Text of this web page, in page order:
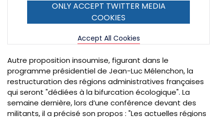
ONLY ACCEPT TWITTER MEDIA
COOKIES
Accept All Cookies
Autre proposition insoumise, figurant dans le
programme présidentiel de Jean-Luc Mélenchon, la
restructuration des régions administratives françaises
qui seront "dédiées à la bifurcation écologique". La
semaine dernière, lors d’une conférence devant des
militants, il a précisé son propos : "Les actuelles régions